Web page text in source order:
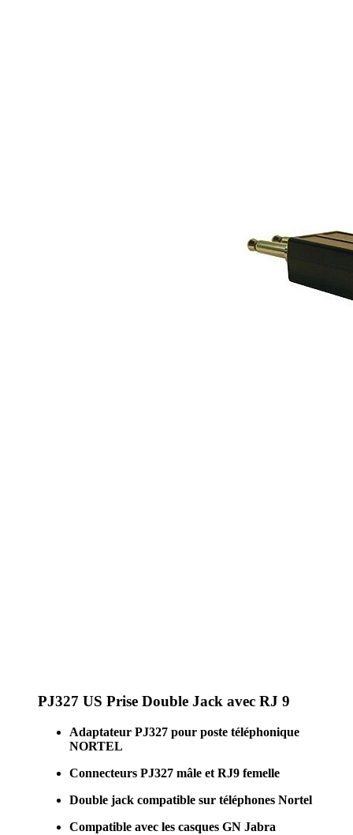
PJ327 US Prise Double Jack avec RJ 9
Adaptateur PJ327 pour poste téléphonique
NORTEL
Connecteurs PJ327 mâle et RJ9 femelle
Double jack compatible sur téléphones Nortel
Compatible avec les casques GN Jabra